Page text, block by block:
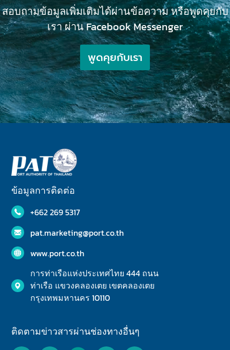
สอบถามข้อมูลเพิ่มเติมได้ผ่านข้อความ หรือพูดคุยกับ
เรา ผ่าน Facebook Messenger
พูดคุยกับเรา
ข้อมูลการติดต่อ
+662 269 5317
pat.marketing@port.co.th
www.port.co.th
การท่าเรือแห่งประเทศไทย 444 ถนน
ท่าเรือ แขวงคลองเตย เขตคลองเตย
กรุงเทพมหานคร 10110
ติดตามข่าวสารผ่านช่องทางอื่นๆ